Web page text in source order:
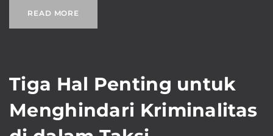
READ MORE
Tiga Hal Penting untuk
Menghindari Kriminalitas